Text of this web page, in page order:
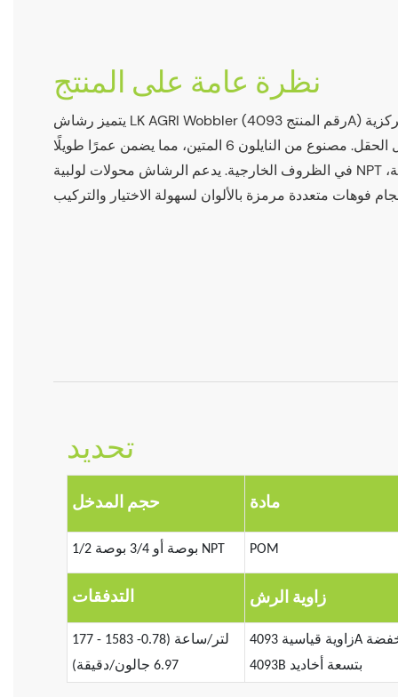
نظرة عامة على المنتج
يتميز رشاش LK AGRI Wobbler (رقم المنتج 4093A) بحركة دورانية فريدة غير مركزية
توزع الماء بالتساوي على كامل الحقل. مصنوع من النايلون 6 المتين، مما يضمن عمرًا طويلًا
في الظروف الخارجية. يدعم الرشاش محولات لولبية NPT مقاس 1/2 بوصة و 3/4 بوصة،
تحديد
حجم المدخل مادة
1/2 بوصة أو 3/4 بوصة NPT POM
التدفقات زاوية الرش
177 - 1583 لتر/ساعة (0.78-
6.97 جالون/دقيقة)
زاوية قياسية 4093A بستة أخاديد، وزاوية منخفضة
4093B بتسعة أخاديد